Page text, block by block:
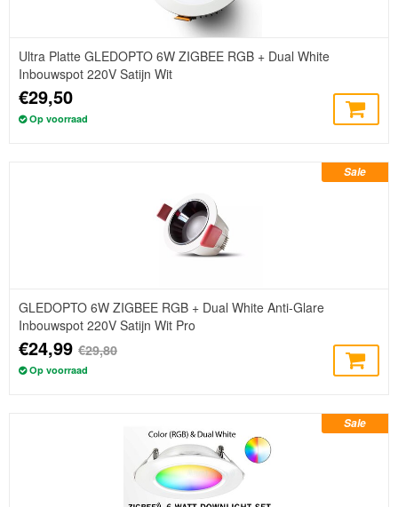
Ultra Platte GLEDOPTO 6W ZIGBEE RGB + Dual White
Inbouwspot 220V Satijn Wit
€29,50
Op voorraad
Sale
GLEDOPTO 6W ZIGBEE RGB + Dual White Anti-Glare
Inbouwspot 220V Satijn Wit Pro
€24,99 €29,80
Op voorraad
Sale